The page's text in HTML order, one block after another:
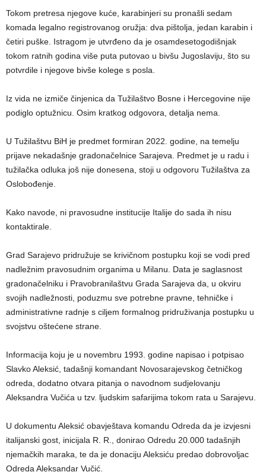
Tokom pretresa njegove kuće, karabinjeri su pronašli sedam
komada legalno registrovanog oružja: dva pištolja, jedan karabin i
četiri puške. Istragom je utvrđeno da je osamdesetogodišnjak
tokom ratnih godina više puta putovao u bivšu Jugoslaviju, što su
potvrdile i njegove bivše kolege s posla.
Iz vida ne izmiče činjenica da Tužilaštvo Bosne i Hercegovine nije
podiglo optužnicu. Osim kratkog odgovora, detalja nema.
U Tužilaštvu BiH je predmet formiran 2022. godine, na temelju
prijave nekadašnje gradonačelnice Sarajeva. Predmet je u radu i
tužilačka odluka još nije donesena, stoji u odgovoru Tužilaštva za
Oslobođenje.
Kako navode, ni pravosudne institucije Italije do sada ih nisu
kontaktirale.
Grad Sarajevo pridružuje se krivičnom postupku koji se vodi pred
nadležnim pravosudnim organima u Milanu. Data je saglasnost
gradonačelniku i Pravobranilaštvu Grada Sarajeva da, u okviru
svojih nadležnosti, poduzmu sve potrebne pravne, tehničke i
administrativne radnje s ciljem formalnog pridruživanja postupku u
svojstvu oštećene strane.
Informacija koju je u novembru 1993. godine napisao i potpisao
Slavko Aleksić, tadašnji komandant Novosarajevskog četničkog
odreda, dodatno otvara pitanja o navodnom sudjelovanju
Aleksandra Vučića u tzv. ljudskim safarijima tokom rata u Sarajevu.
U dokumentu Aleksić obavještava komandu Odreda da je izvjesni
italijanski gost, inicijala R. R., donirao Odredu 20.000 tadašnjih
njemačkih maraka, te da je donaciju Aleksiću predao dobrovoljac
Odreda Aleksandar Vučić.